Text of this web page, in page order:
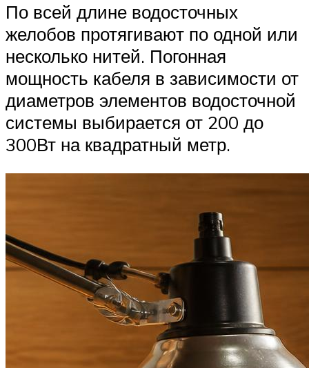
По всей длине водосточных
желобов протягивают по одной или
несколько нитей. Погонная
мощность кабеля в зависимости от
диаметров элементов водосточной
системы выбирается от 200 до
300Вт на квадратный метр.